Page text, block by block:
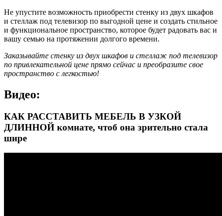
Не упустите возможность приобрести стенку из двух шкафов
и стеллаж под телевизор по выгодной цене и создать стильное
и функциональное пространство, которое будет радовать вас и
вашу семью на протяжении долгого времени.
Заказывайте стенку из двух шкафов и стеллаж под телевизор
по привлекательной цене прямо сейчас и преобразите свое
пространство с легкостью!
Видео:
КАК РАССТАВИТЬ МЕБЕЛЬ В УЗКОЙ
ДЛИННОЙ комнате, чтоб она зрительно стала
шире